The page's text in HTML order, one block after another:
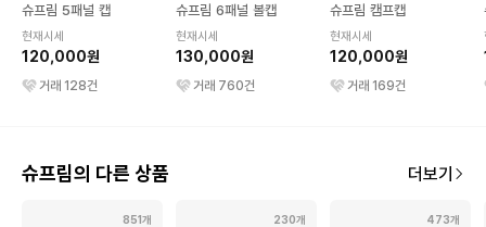
슈프림 5패널 캡
현재시세
120,000원
거래 128건
슈프림 6패널 볼캡
현재시세
130,000원
거래 760건
슈프림 캠프캡
현재시세
120,000원
거래 169건
슈프림의 다른 상품 더보기
851개 230개 473개